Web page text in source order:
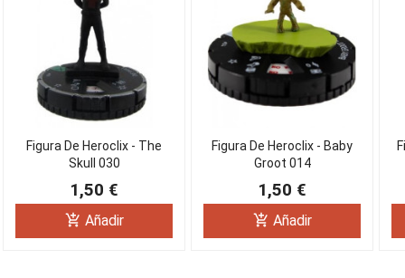
Figura De Heroclix - The
Skull 030
1,50 €
add_shopping_cart Añadir
Figura De Heroclix - Baby
Groot 014
1,50 €
add_shopping_cart Añadir